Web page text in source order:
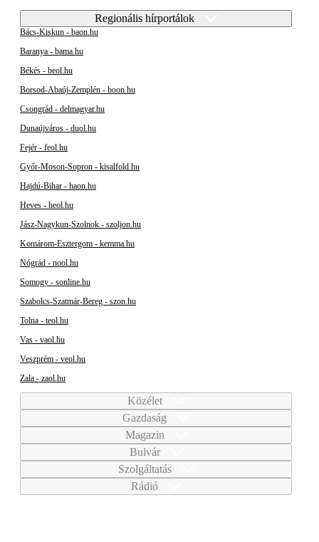
Regionális hírportálok
Bács-Kiskun - baon.hu
Baranya - bama.hu
Békés - beol.hu
Borsod-Abaúj-Zemplén - boon.hu
Csongrád - delmagyar.hu
Dunaújváros - duol.hu
Fejér - feol.hu
Győr-Moson-Sopron - kisalfold.hu
Hajdú-Bihar - haon.hu
Heves - heol.hu
Jász-Nagykun-Szolnok - szoljon.hu
Komárom-Esztergom - kemma.hu
Nógrád - nool.hu
Somogy - sonline.hu
Szabolcs-Szatmár-Bereg - szon.hu
Tolna - teol.hu
Vas - vaol.hu
Veszprém - veol.hu
Zala - zaol.hu
Közélet
Gazdaság
Magazin
Bulvár
Szolgáltatás
Rádió